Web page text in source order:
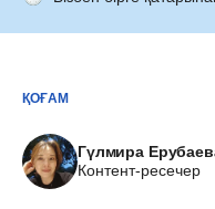
ҚОҒАМ
Гүлмира
Контент-ресечер